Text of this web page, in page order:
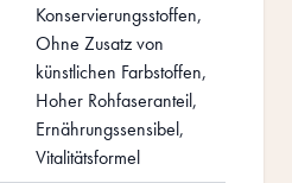
Konservierungsstoffen,
Ohne Zusatz von
künstlichen Farbstoffen,
Hoher Rohfaseranteil,
Ernährungssensibel,
Vitalitätsformel